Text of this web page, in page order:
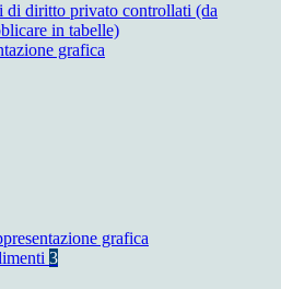
di diritto privato controllati (da
in tabelle)
grafica
grafica
3